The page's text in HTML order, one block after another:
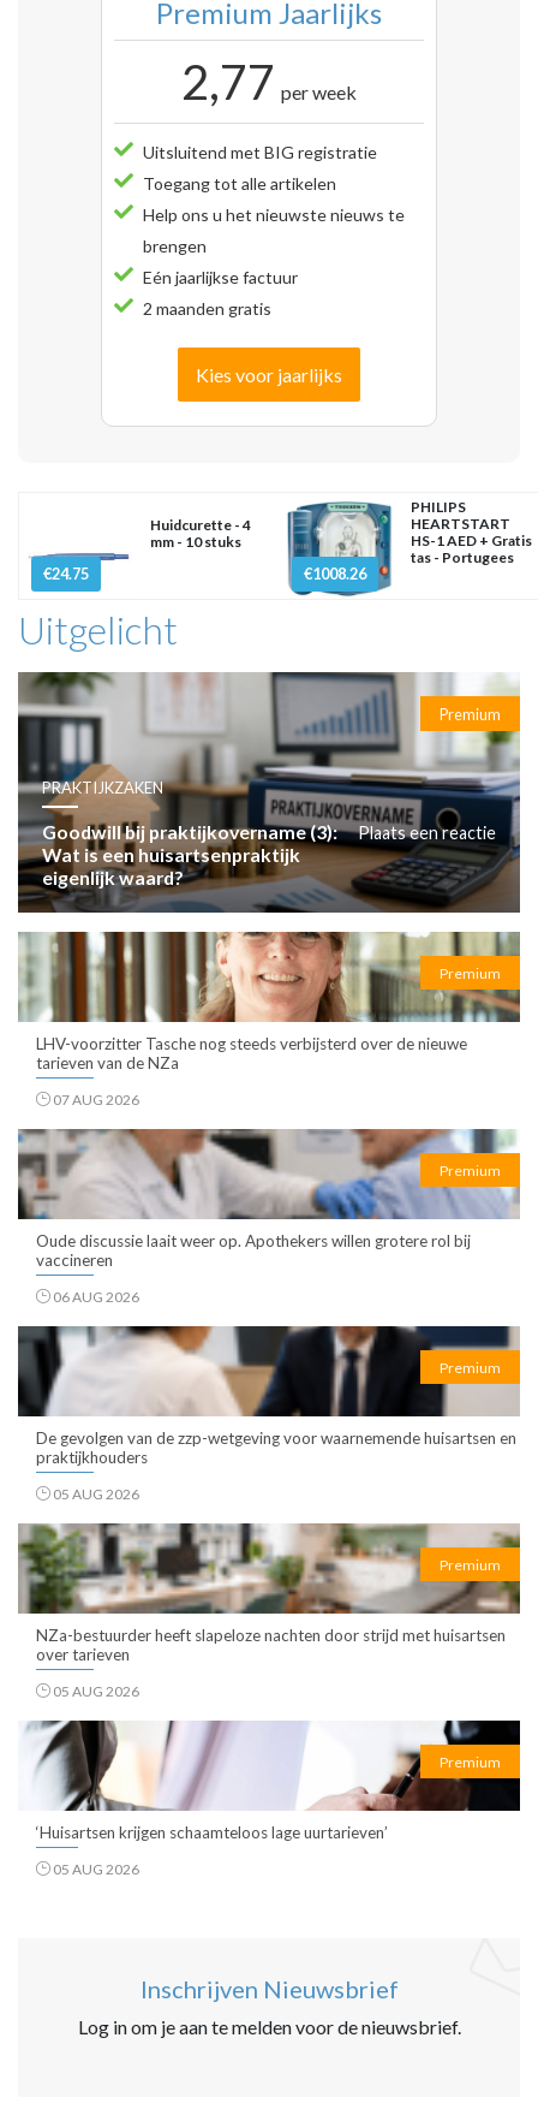
Premium Jaarlijks
2,77 per week
Uitsluitend met BIG registratie
Toegang tot alle artikelen
Help ons u het nieuwste nieuws te
brengen
Eén jaarlijkse factuur
2 maanden gratis
Kies voor jaarlijks
€24.75
Huidcurette - 4
mm - 10 stuks
€1008.26
PHILIPS
HEARTSTART
HS-1 AED + Gratis
tas - Portugees
Uitgelicht
Premium
PRAKTIJKZAKEN
Goodwill bij praktijkovername (3):
Wat is een huisartsenpraktijk
eigenlijk waard?
Plaats een reactie
Premium
LHV-voorzitter Tasche nog steeds verbijsterd over de nieuwe
tarieven van de NZa
07 AUG 2026
Premium
Oude discussie laait weer op. Apothekers willen grotere rol bij
vaccineren
06 AUG 2026
Premium
De gevolgen van de zzp-wetgeving voor waarnemende huisartsen en
praktijkhouders
05 AUG 2026
Premium
NZa-bestuurder heeft slapeloze nachten door strijd met huisartsen
over tarieven
05 AUG 2026
Premium
‘Huisartsen krijgen schaamteloos lage uurtarieven’
05 AUG 2026
Inschrijven Nieuwsbrief
Log in om je aan te melden voor de nieuwsbrief.